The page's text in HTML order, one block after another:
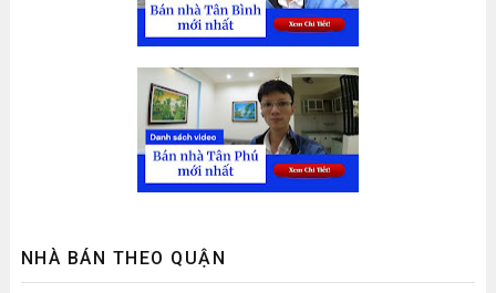
NHÀ BÁN THEO QUẬN